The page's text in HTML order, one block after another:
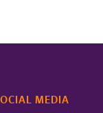
MEDIA